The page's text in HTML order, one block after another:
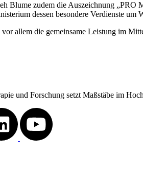
Blume zudem die Auszeichnung
dessen besondere Verdienste um
allem die gemeinsame Leistung im
und Forschung setzt Maßstäbe im